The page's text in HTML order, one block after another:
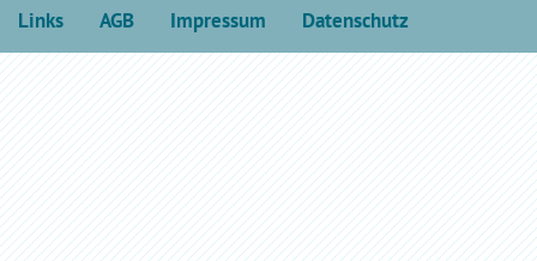
Links AGB Impressum Datenschutz